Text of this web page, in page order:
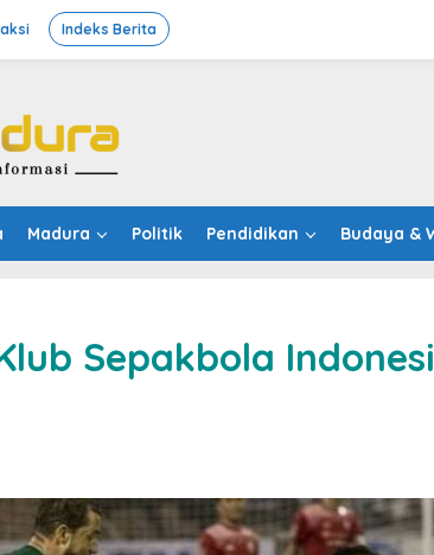
Indeks Berita
Madura Politik Pendidikan Budaya &
Sepakbola